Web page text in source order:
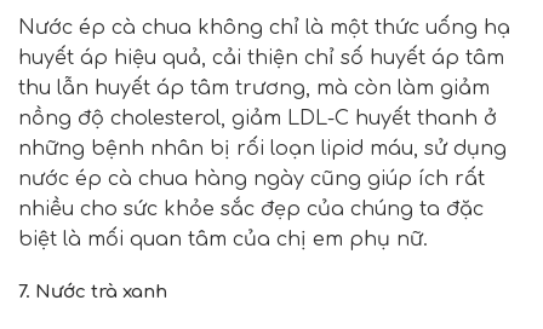
Nước ép cà chua không chỉ là một thức uống hạ
huyết áp hiệu quả, cải thiện chỉ số huyết áp tâm
thu lẫn huyết áp tâm trương, mà còn làm giảm
nồng độ cholesterol, giảm LDL-C huyết thanh ở
những bệnh nhân bị rối loạn lipid máu, sử dụng
nước ép cà chua hàng ngày cũng giúp ích rất
nhiều cho sức khỏe sắc đẹp của chúng ta đặc
biệt là mối quan tâm của chị em phụ nữ.
7. Nước trà xanh